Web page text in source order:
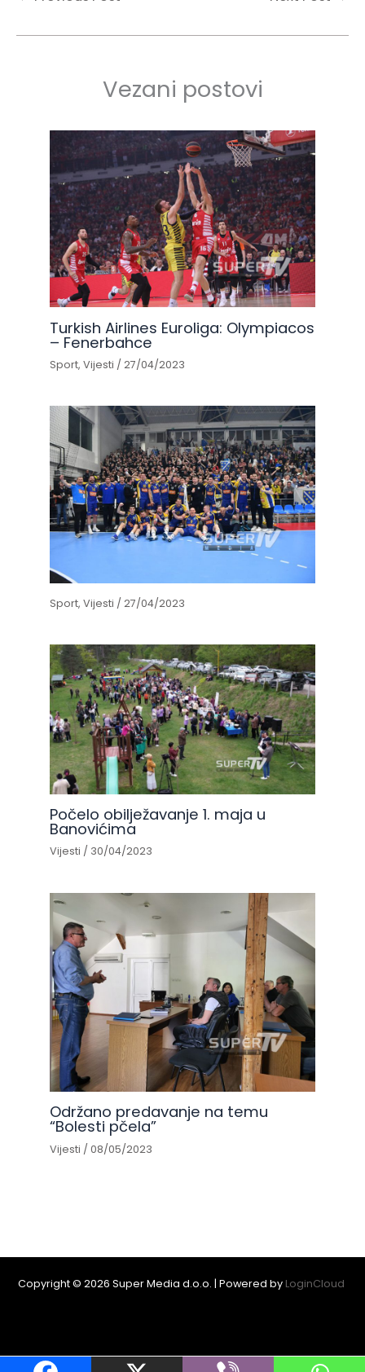
Vezani postovi
Turkish Airlines Euroliga: Olympiacos
– Fenerbahce
Sport,Vijesti /27/04/2023
Sport,Vijesti /27/04/2023
Počelo obilježavanje 1. maja u
Banovićima
Vijesti / 30/04/2023
Održano predavanje na temu
“Bolesti pčela”
Vijesti /08/05/2023
Copyright © 2026 Super Media d.o.o. | Powered by LoginCloud